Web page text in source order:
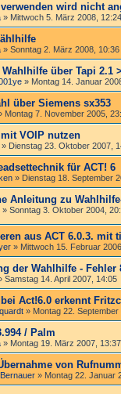
wird nicht
» Mittwoch 5. März 2008, 12:24
» Sonntag 2. März 2008, 10:36
Wahlhilfe über Tapi 2.1
» Montag 14. Januar
über Siemens sx353
Montag 7. November 2005,
VOIP nutzen
» Dienstag 23. Oktober 2007,
für ACT! 6
» Dienstag 18. September
Anleitung zu
» Sonntag 3. Oktober 2004,
aus ACT 6.0.3. mit
» Mittwoch 15. Februar
der Wahlhilfe - Fehler
Samstag 14. April 2007, 14:05
Act!6.0 erkennt
» Montag 22.
/ Palm
» Montag 19. März 2007, 13:37
von
» Montag 22. Januar